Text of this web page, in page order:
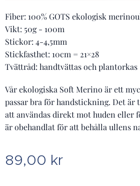
Fiber: 100% GOTS ekologisk
Vikt: 50g - 100m
Stickor: 4-4,5mm
Stickfasthet: 10cm = 21×28
Tvättråd: handtvättas och plantorkas
Vår ekologiska Soft Merino är ett
passar bra för handstickning. Det
att användas direkt mot huden eller
är obehandlat för att behålla ullens
89,00 kr